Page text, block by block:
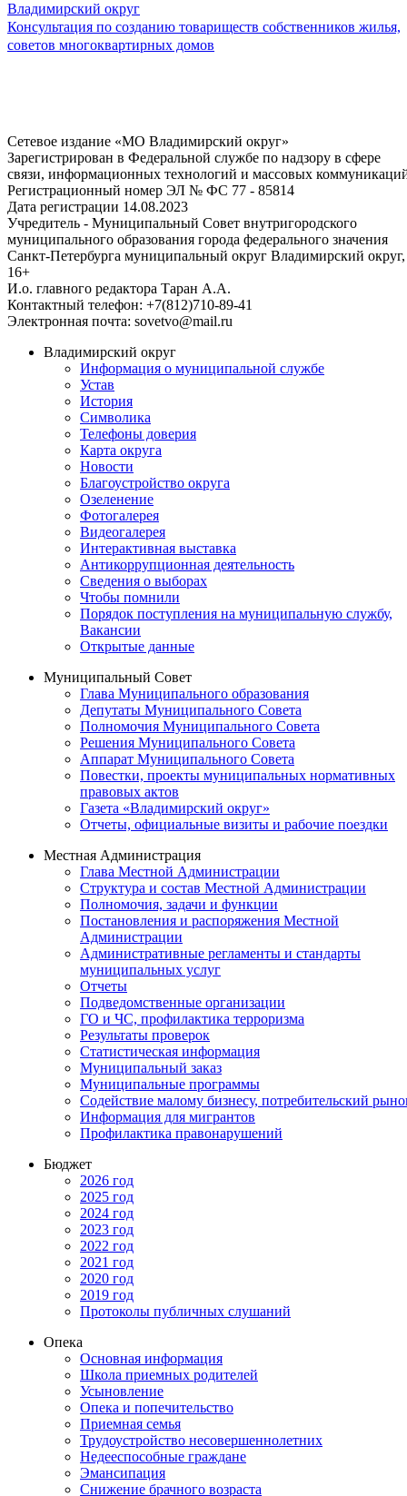
Владимирский округ
Консультация по созданию товариществ собственников жилья,
советов многоквартирных домов
Сетевое издание «МО Владимирский округ»
Зарегистрирован в Федеральной службе по надзору в сфере
связи, информационных технологий и массовых
Регистрационный номер ЭЛ № ФС 77 - 85814
Дата регистрации 14.08.2023
Учредитель - Муниципальный Совет внутригородского
муниципального образования города федерального значения
Санкт-Петербурга муниципальный округ Владимирский округ,
16+
И.о. главного редактора Таран А.А.
Контактный телефон: +7(812)710-89-41
Электронная почта: sovetvo@mail.ru
Владимирский округ
Информация о муниципальной службе
Устав
История
Символика
Телефоны доверия
Карта округа
Новости
Благоустройство округа
Озеленение
Фотогалерея
Видеогалерея
Интерактивная выставка
Антикоррупционная деятельность
Сведения о выборах
Чтобы помнили
Порядок поступления на муниципальную службу,
Вакансии
Открытые данные
Муниципальный Совет
Глава Муниципального образования
Депутаты Муниципального Совета
Полномочия Муниципального Совета
Решения Муниципального Совета
Аппарат Муниципального Совета
Повестки, проекты муниципальных нормативных
правовых актов
Газета «Владимирский округ»
Отчеты, официальные визиты и рабочие поездки
Местная Администрация
Глава Местной Администрации
Структура и состав Местной Администрации
Полномочия, задачи и функции
Постановления и распоряжения Местной
Администрации
Административные регламенты и стандарты
муниципальных услуг
Отчеты
Подведомственные организации
ГО и ЧС, профилактика терроризма
Результаты проверок
Статистическая информация
Муниципальный заказ
Муниципальные программы
Содействие малому бизнесу, потребительский
Информация для мигрантов
Профилактика правонарушений
Бюджет
2026 год
2025 год
2024 год
2023 год
2022 год
2021 год
2020 год
2019 год
Протоколы публичных слушаний
Опека
Основная информация
Школа приемных родителей
Усыновление
Опека и попечительство
Приемная семья
Трудоустройство несовершеннолетних
Недееспособные граждане
Эмансипация
Снижение брачного возраста